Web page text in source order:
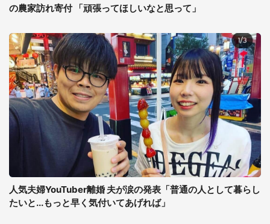
の農家訪れ寄付 「頑張ってほしいなと思って」
人気夫婦YouTuber離婚 夫が涙の発表「普通の人として暮らし
たいと...もっと早く気付いてあげれば」